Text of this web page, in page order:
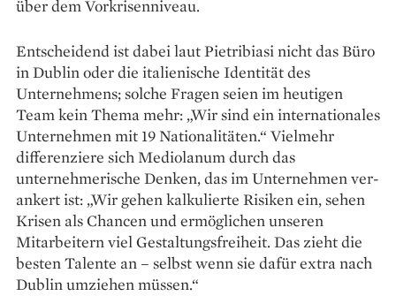
über dem Vorkrisenniveau.
Entscheidend ist dabei laut Pietribiasi nicht das Büro
in Dublin oder die italienische Identität des
Unternehmens; solche Fragen seien im heutigen
Team kein Thema mehr: „Wir sind ein internationales
Un­ternehmen mit 19 Nationalitäten.“ Vielmehr
differenziere sich Medio­lanum durch das
unternehmerische Denken, das im Unternehmen ver­
ankert ist: „Wir gehen kalkulierte Risiken ein, sehen
Krisen als Chancen und ermöglichen unseren
Mitarbeitern viel Gestaltungsfreiheit. Das zieht die
besten Talente an – selbst wenn sie dafür extra nach
Dublin umziehen müssen.“